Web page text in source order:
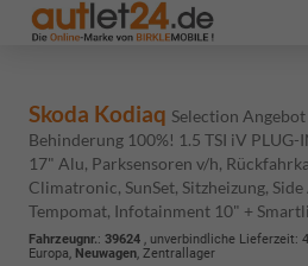
Skoda Kodiaq Selection
Behinderung 100%! 1.5 TSI iV PLUG-
17" Alu, Parksensoren v/h,
Climatronic, SunSet, Sitzheizung,
Tempomat, Infotainment 10" +
Fahrzeugnr.: 39624 , unverbindliche Lieferzeit:
Europa, Neuwagen, Zentrallager